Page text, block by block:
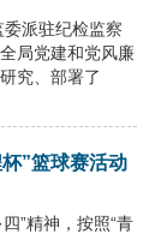
派驻纪检监察
局党建和党风廉
究、部署了
”篮球赛活动
”精神，按照“青